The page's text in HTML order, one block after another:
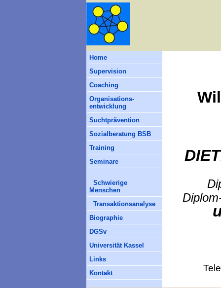
Home
Supervision
Coaching
Organisations-
entwicklung
Suchtprävention
Sozialberatung BSB
Training
Seminare
Schwierige
Menschen
Transaktionsanalyse
Biographie
DGSv
Universität Kassel
Links
Kontakt